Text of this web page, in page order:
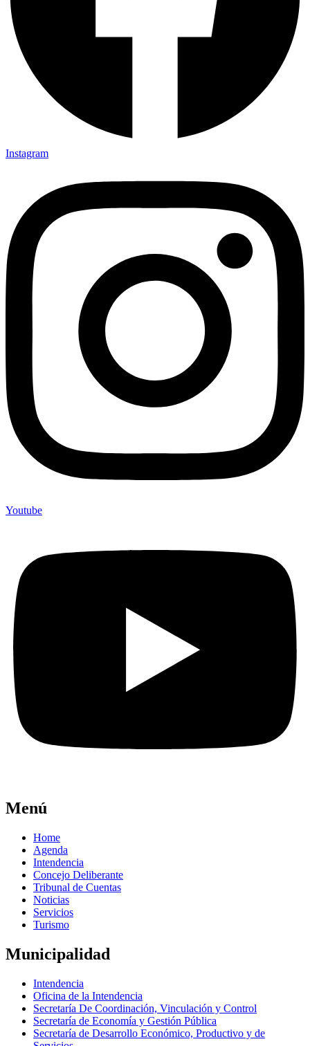
Instagram
Youtube
Menú
Home
Agenda
Intendencia
Concejo Deliberante
Tribunal de Cuentas
Noticias
Servicios
Turismo
Municipalidad
Intendencia
Oficina de la Intendencia
Secretaría De Coordinación, Vinculación y Control
Secretaría de Economía y Gestión Pública
Secretaría de Desarrollo Económico, Productivo y de